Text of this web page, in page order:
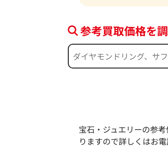
参考買取価格を
宝石・ジュエリーの参
りますので詳しくはお